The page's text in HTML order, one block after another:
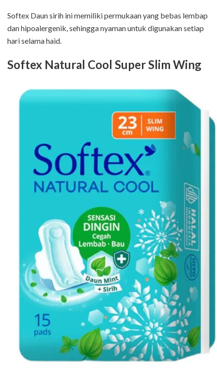
Softex Daun sirih ini memiliki permukaan yang bebas lembap
dan hipoalergenik, sehingga nyaman untuk digunakan setiap
hari selama haid.
Softex Natural Cool Super Slim Wing